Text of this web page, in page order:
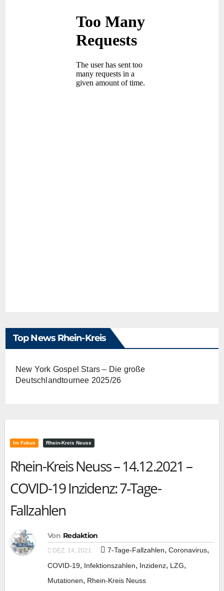
Top News Rhein-Kreis
New York Gospel Stars – Die große
Deutschlandtournee 2025/26
Im Fokus Rhein-Kreis Neuss
Rhein-Kreis Neuss – 14.12.2021 –
COVID-19 Inzidenz: 7‑Tage-
Fallzahlen
Von Redaktion
DEZ. 14, 2021 7-Tage-Fallzahlen, Coronavirus,
COVID-19, Infektionszahlen, Inzidenz, LZG,
Mutationen, Rhein-Kreis Neuss